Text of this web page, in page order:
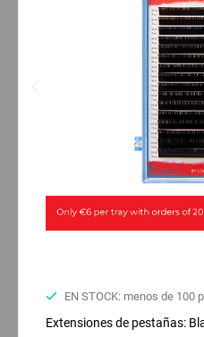
EN STOCK: menos de 100
Extensiones de pestañas: